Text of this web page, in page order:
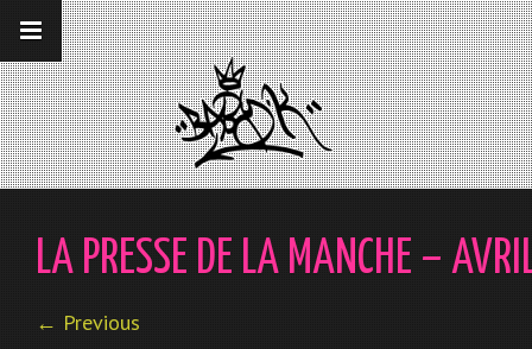
__gaTracker('require', 'displayfeatures');
__gaTracker('send','pageview');
LA PRESSE DE LA MANCHE –
← Previous